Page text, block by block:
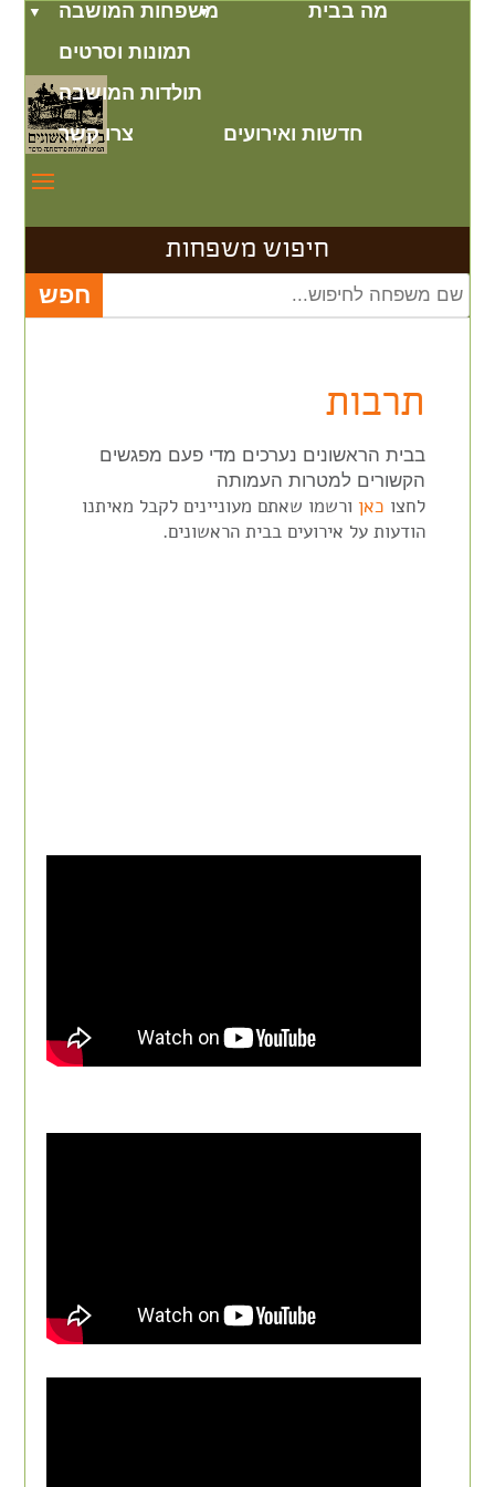
מה בבית
משפחות המושבה
תמונות וסרטים
תולדות המושבה
חדשות ואירועים
צרו קשר
חיפוש משפחות
תרבות
בבית הראשונים נערכים מדי פעם מפגשים
הקשורים למטרות העמותה
לחצו כאן ורשמו שאתם מעוניינים לקבל מאיתנו
הודעות על אירועים בבית הראשונים.